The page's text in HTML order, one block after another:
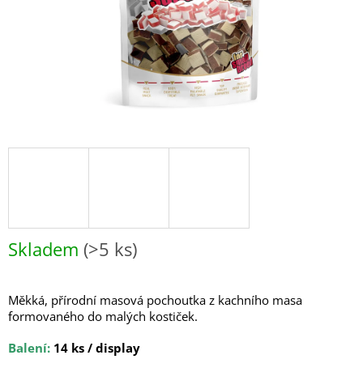
Skladem (>5 ks)
Měkká, přírodní masová pochoutka z kachního masa
formovaného do malých kostiček.
Balení: 14 ks / display